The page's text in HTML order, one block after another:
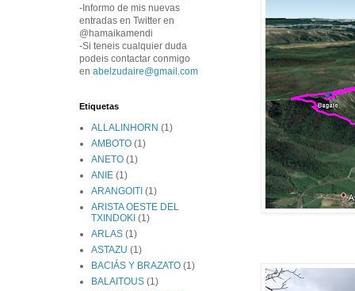
-Informo de mis nuevas
entradas en Twitter en
@hamaikamendi
-Si teneis cualquier duda
podeis contactar conmigo
en abelzudaire@gmail.com
Etiquetas
ALLALINHORN (1)
AMBOTO (1)
ANETO (1)
ANIE (1)
ARANGOITI (1)
ARISTA OESTE DEL
TXINDOKI (1)
ARLAS (1)
ASTAZU (1)
BACIÁS Y BRAZATO (1)
BALAITOUS (1)